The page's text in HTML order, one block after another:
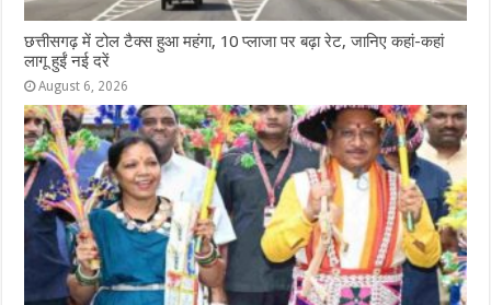
छत्तीसगढ़ में टोल टैक्स हुआ महंगा, 10 प्लाजा पर बढ़ा रेट, जानिए कहां-कहां
लागू हुईं नई दरें
August 6, 2026